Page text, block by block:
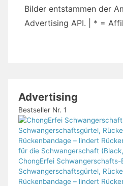
Bilder entstammen der
Advertising API. | * =
Advertising
Bestseller Nr. 1
ChongErfei Schwangerschafts-
Schwangerschaftsgürtel,
Rückenbandage – lindert